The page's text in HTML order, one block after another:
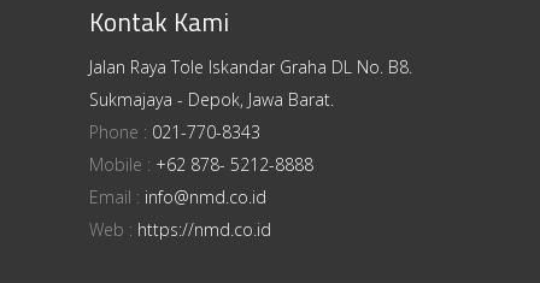
Kontak Kami
Jalan Raya Tole Iskandar Graha DL No. B8.
Sukmajaya - Depok, Jawa Barat.
Phone : 021-770-8343
Mobile : +62 878- 5212-8888
Email : info@nmd.co.id
Web : https://nmd.co.id